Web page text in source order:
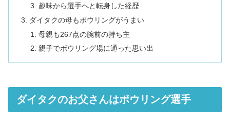
趣味から選手へと転身した経歴
ダイタクの母もボウリングがうまい
母親も267点の腕前の持ち主
親子でボウリング場に通った思い出
ダイタクのお父さんはボウリング選手